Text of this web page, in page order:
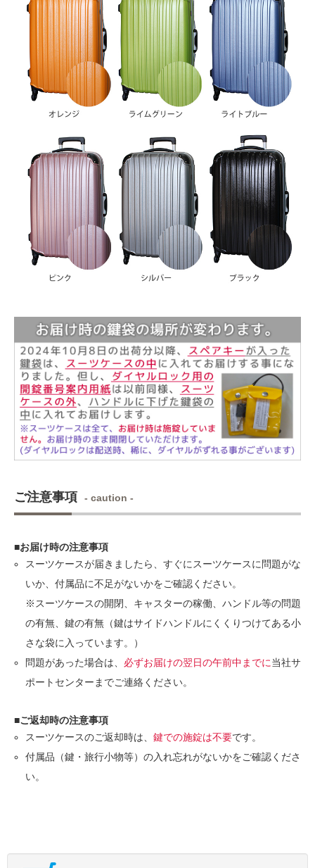
ご注意事項 - caution -
■お届け時の注意事項
スーツケースが届きましたら、すぐにスーツケースに問題がな
いか、付属品に不足がないかをご確認ください。
※スーツケースの開閉、キャスターの稼働、ハンドル等の問題
の有無、鍵の有無（鍵はサイドハンドルにくくりつけてある小
さな袋に入っています。）
問題があった場合は、 必ずお届けの翌日の午前中までに当社サ
ポートセンターまでご連絡ください。
■ご返却時の注意事項
スーツケースのご返却時は、 鍵での施錠は不要です。
付属品（鍵・旅行小物等）の入れ忘れがないかをご確認くださ
い。